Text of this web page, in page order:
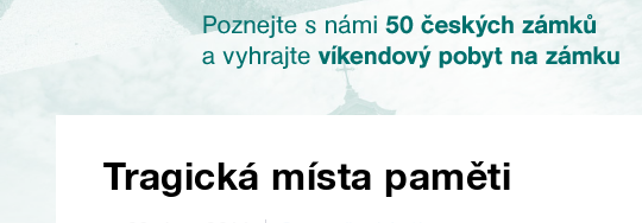
Tragická místa paměti